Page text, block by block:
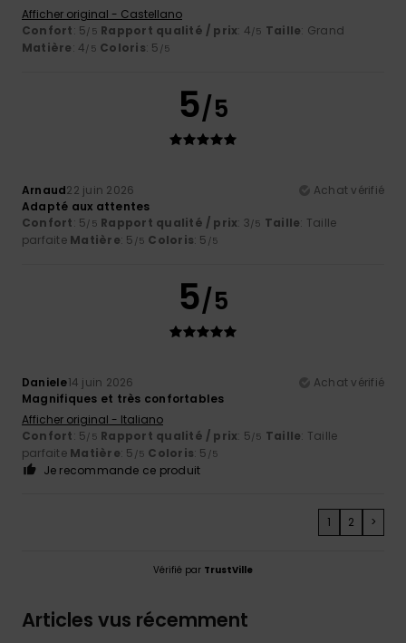
Afficher original - Castellano
Confort: 5/5 Rapport qualité / prix: 4/5 Taille: Grand
Matière: 4/5 Coloris: 5 /5
5/5
Arnaud22 juin 2026
Achat vérifié
Adapté aux attentes
Confort: 5/5 Rapport qualité / prix: 3/5 Taille: Taille
parfaite Matière: 5 /5 Coloris: 5 /5
5/5
Daniele14 juin 2026
Achat vérifié
Magnifiques et très confortables
Afficher original - Italiano
Confort: 5/5 Rapport qualité / prix: 5/5 Taille: Taille
parfaite Matière: 5 /5 Coloris: 5 /5
Je recommande ce produit
1 2 >
Vérifié par TrustVille
Articles vus récemment